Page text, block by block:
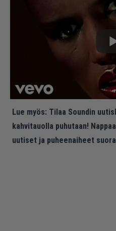
Lue myös: Tilaa Soundin
kahvitauolla puhutaan!
uutiset ja puheenaiheet